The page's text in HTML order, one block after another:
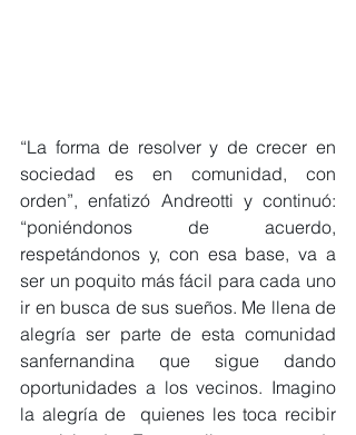
“La forma de resolver y de crecer en
sociedad es en comunidad, con
orden”, enfatizó Andreotti y continuó:
“poniéndonos de acuerdo,
respetándonos y, con esa base, va a
ser un poquito más fácil para cada uno
ir en busca de sus sueños. Me llena de
alegría ser parte de esta comunidad
sanfernandina que sigue dando
oportunidades a los vecinos. Imagino
la alegría de  quienes les toca recibir